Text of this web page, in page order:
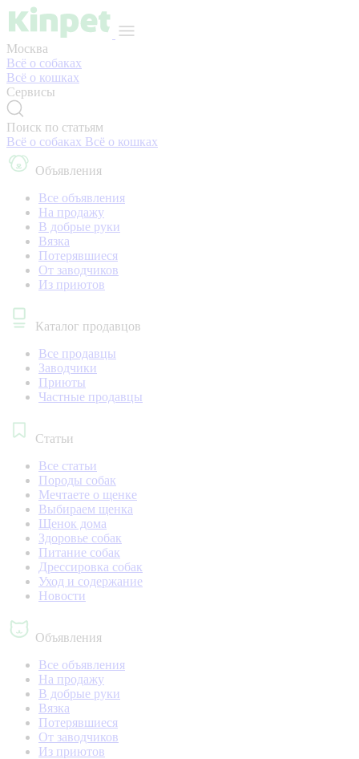
Москва
Всё о собаках
Всё о кошках
Сервисы
Поиск по статьям
Всё о собаках Всё о кошках
Объявления
Все объявления
На продажу
В добрые руки
Вязка
Потерявшиеся
От заводчиков
Из приютов
Каталог продавцов
Все продавцы
Заводчики
Приюты
Частные продавцы
Статьи
Все статьи
Породы собак
Мечтаете о щенке
Выбираем щенка
Щенок дома
Здоровье собак
Питание собак
Дрессировка собак
Уход и содержание
Новости
Объявления
Все объявления
На продажу
В добрые руки
Вязка
Потерявшиеся
От заводчиков
Из приютов